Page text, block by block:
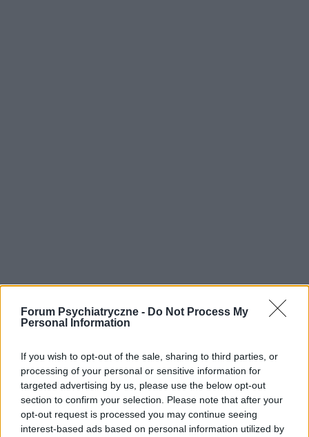
Forum Psychiatryczne - Do Not Process My
Personal Information
If you wish to opt-out of the sale, sharing to third parties, or
processing of your personal or sensitive information for
targeted advertising by us, please use the below opt-out
section to confirm your selection. Please note that after your
opt-out request is processed you may continue seeing
interest-based ads based on personal information utilized by
POLECAMY TREŚCI Z KATEGORII DEPRESJA